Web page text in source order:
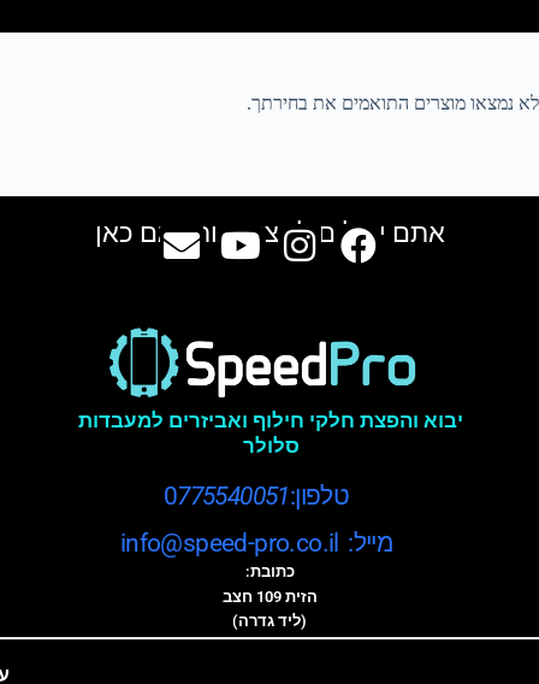
לא נמצאו מוצרים התואמים את בחירתך.
אתם יכולים למצוא אותנו גם כאן
יבוא והפצת חלקי חילוף ואביזרים למעבדות
סלולר
טלפון:0775540051
מייל: info@speed-pro.co.il
כתובת:
הזית 109 חצב
(ליד גדרה)